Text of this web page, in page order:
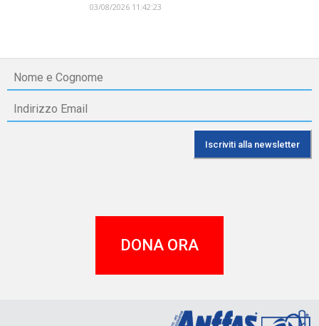
03/08/2026 11:42:23
DONA ORA